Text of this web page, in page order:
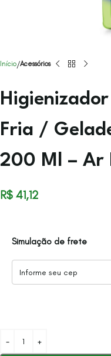
Início Acessórios
Fria /
200 Ml – Ar
R$ 41,12
Simulação de frete